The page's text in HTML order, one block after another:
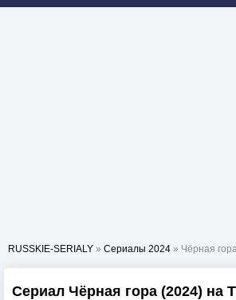
RUSSKIE-SERIALY » Сериалы 2024 » Чёрная
Сериал Чёрная гора (2024) на